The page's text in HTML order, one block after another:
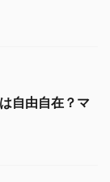
自由自在？マ